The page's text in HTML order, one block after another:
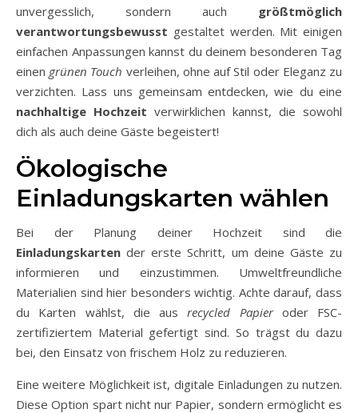
unvergesslich, sondern auch größtmöglich
verantwortungsbewusst gestaltet werden. Mit einigen
einfachen Anpassungen kannst du deinem besonderen Tag
einen grünen Touch verleihen, ohne auf Stil oder Eleganz zu
verzichten. Lass uns gemeinsam entdecken, wie du eine
nachhaltige Hochzeit verwirklichen kannst, die sowohl
dich als auch deine Gäste begeistert!
Ökologische
Einladungskarten wählen
Bei der Planung deiner Hochzeit sind die
Einladungskarten der erste Schritt, um deine Gäste zu
informieren und einzustimmen. Umweltfreundliche
Materialien sind hier besonders wichtig. Achte darauf, dass
du Karten wählst, die ausrecycled Papieroder FSC-
zertifiziertem Material gefertigt sind. So trägst du dazu
bei, den Einsatz von frischem Holz zu reduzieren.
Eine weitere Möglichkeit ist, digitale Einladungen zu nutzen.
Diese Option spart nicht nur Papier, sondern ermöglicht es